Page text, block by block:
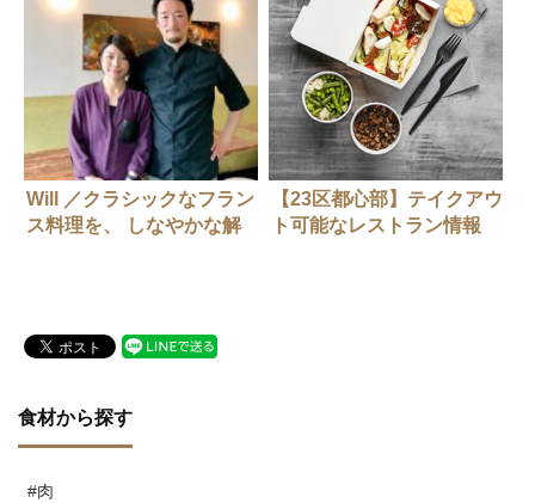
Will ／クラシックなフラン
ス料理を、 しなやかな解
【23区都心部】テイクアウ
ト可能なレストラン情報
食材から探す
#肉